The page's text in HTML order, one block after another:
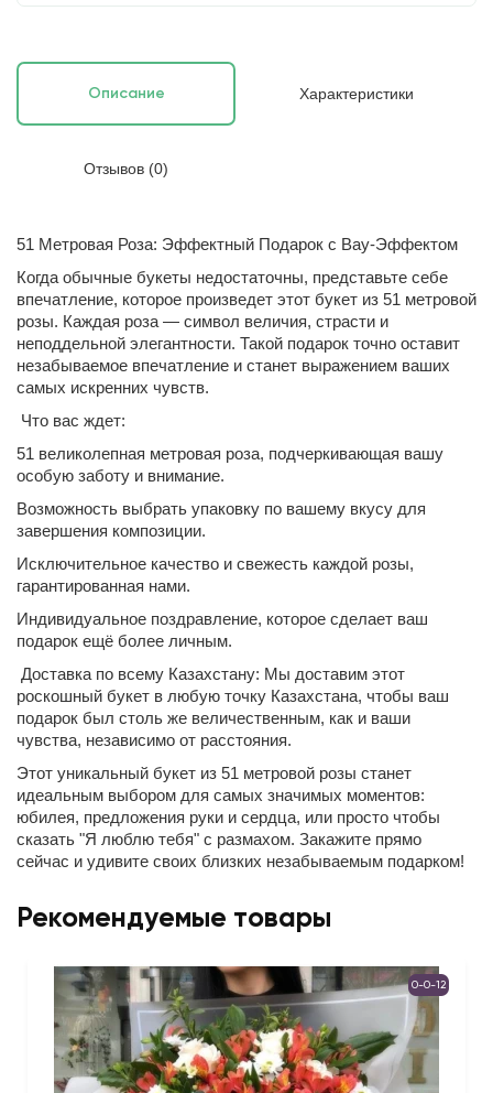
Описание Характеристики
Отзывов (0)
51 Метровая Роза: Эффектный Подарок с Вау-Эффектом
Когда обычные букеты недостаточны, представьте себе
впечатление, которое произведет этот букет из 51 метровой
розы. Каждая роза — символ величия, страсти и
неподдельной элегантности. Такой подарок точно оставит
незабываемое впечатление и станет выражением ваших
самых искренних чувств.
Что вас ждет:
51 великолепная метровая роза, подчеркивающая вашу
особую заботу и внимание.
Возможность выбрать упаковку по вашему вкусу для
завершения композиции.
Исключительное качество и свежесть каждой розы,
гарантированная нами.
Индивидуальное поздравление, которое сделает ваш
подарок ещё более личным.
Доставка по всему Казахстану: Мы доставим этот
роскошный букет в любую точку Казахстана, чтобы ваш
подарок был столь же величественным, как и ваши
чувства, независимо от расстояния.
Этот уникальный букет из 51 метровой розы станет
идеальным выбором для самых значимых моментов:
юбилея, предложения руки и сердца, или просто чтобы
сказать "Я люблю тебя" с размахом. Закажите прямо
сейчас и удивите своих близких незабываемым подарком!
Рекомендуемые товары
0-0-12